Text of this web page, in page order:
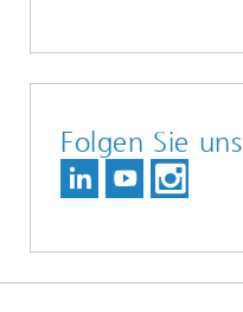
Folgen Sie uns